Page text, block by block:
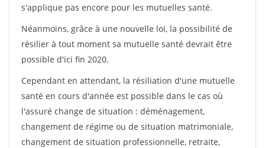
s'applique pas encore pour les mutuelles santé.
Néanmoins, grâce à une nouvelle loi, la possibilité de
résilier à tout moment sa mutuelle santé devrait être
possible d'ici fin 2020.
Cependant en attendant, la résiliation d'une mutuelle
santé en cours d'année est possible dans le cas où
l'assuré change de situation : déménagement,
changement de régime ou de situation matrimoniale,
changement de situation professionnelle, retraite,